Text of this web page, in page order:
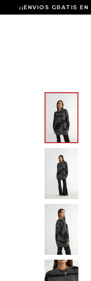
¡¡ENVIOS GRATIS